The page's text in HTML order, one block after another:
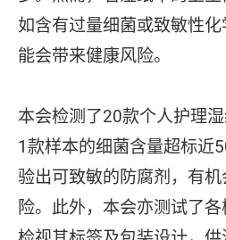
如含有过量细菌或致敏性
能会带来健康风险。
本会检测了20款个人护理
1款样本的细菌含量超标近
验出可致敏的防腐剂，有
险。此外，本会亦测试了各